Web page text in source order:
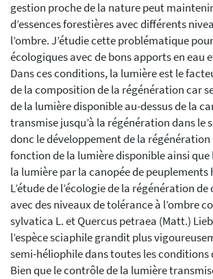
gestion proche de la nature peut
d’essences forestières avec différents
l’ombre. J’étudie cette problématique
écologiques avec de bons apports en eau
Dans ces conditions, la lumière est le
de la composition de la régénération car
de la lumière disponible au-dessus de la
transmise jusqu’à la régénération dans le
donc le développement de la
fonction de la lumière disponible ainsi que
la lumière par la canopée de peuplements
L’étude de l’écologie de la régénération de
avec des niveaux de tolérance à l’ombre
sylvatica L. et Quercus petraea (Matt.)
l’espèce sciaphile grandit plus
semi-héliophile dans toutes les conditions
Bien que le contrôle de la lumière